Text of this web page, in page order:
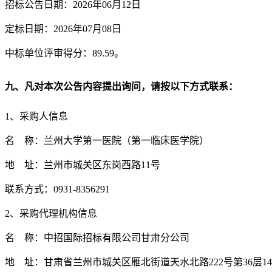
招标公告日期：2026年06月12日
定标日期：2026年07月08日
中标单位评审得分：89.59。
九、凡对本次公告内容提出询问，请按以下方式联系：
1、采购人信息
名 称：兰州大学第一医院（第一临床医学院）
地 址：兰州市城关区东岗西路11号
联系方式：0931-8356291
2、采购代理机构信息
名 称：中招国际招标有限公司甘肃分公司
地 址：甘肃省兰州市城关区雁北街道天水北路222号第36层